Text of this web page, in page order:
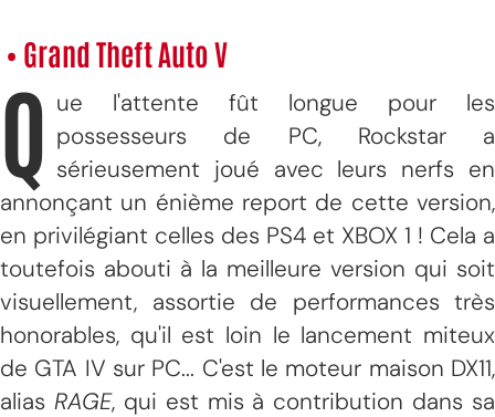
• Grand Theft Auto V
Q ue l'attente fût longue pour les
possesseurs de PC, Rockstar a
sérieusement joué avec leurs nerfs en
annonçant un énième report de cette version,
en privilégiant celles des PS4 et XBOX 1 ! Cela a
toutefois abouti à la meilleure version qui soit
visuellement, assortie de performances très
honorables, qu'il est loin le lancement miteux
de GTA IV sur PC... C'est le moteur maison DX11,
alias RAGE, qui est mis à contribution dans sa